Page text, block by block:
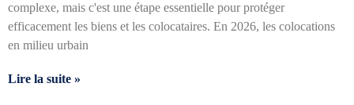
complexe, mais c'est une étape essentielle pour protéger
efficacement les biens et les colocataires. En 2026, les colocations
en milieu urbain
Lire la suite »